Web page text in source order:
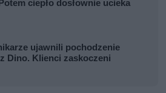
ciepło dosłownie ucieka
ujawnili pochodzenie
Dino. Klienci zaskoczeni